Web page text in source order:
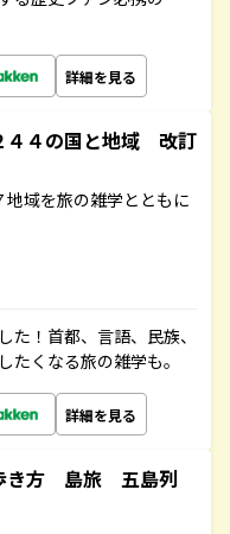
詳細を見る
４の国と地域 改訂
地域を旅の雑学とともに
！首都、言語、民族、
くなる旅の雑学も。
詳細を見る
き方 島旅 五島列